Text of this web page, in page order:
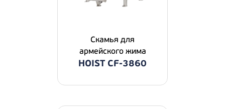
Скамья для
армейского жима
HOIST CF-3860